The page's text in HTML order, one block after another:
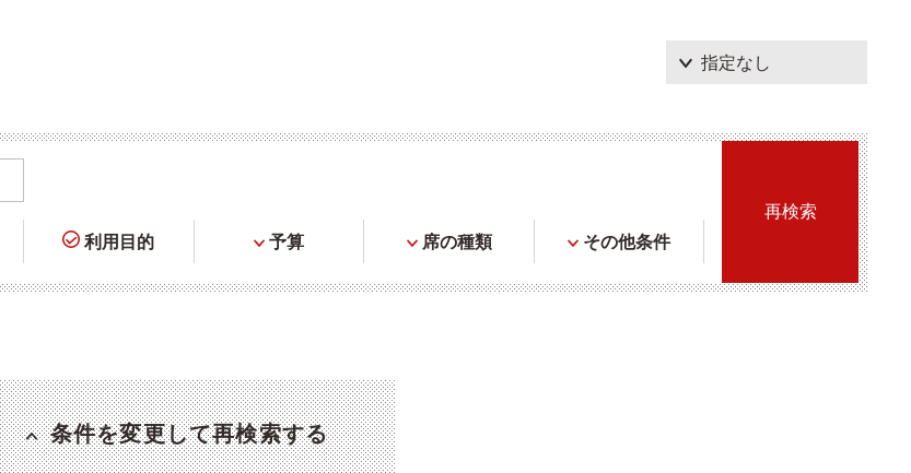
利用目的 予算 席の種類 その他条件
条件を変更して再検索する